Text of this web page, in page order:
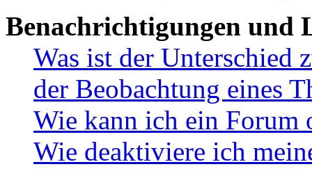
Benachrichtigungen und
Was ist der Unterschied
der Beobachtung eines
Wie kann ich ein Forum
Wie deaktiviere ich